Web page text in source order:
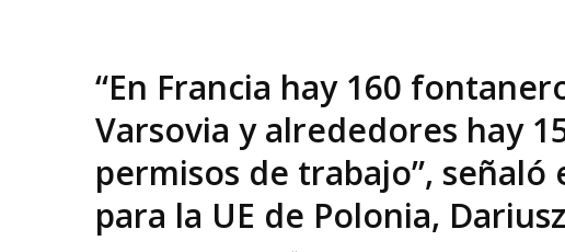
“En Francia hay 160
Varsovia y alrededores hay
permisos de trabajo”, señaló
para la UE de Polonia,